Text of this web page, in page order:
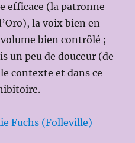
efficace (la patronne
la voix bien en
bien contrôlé ;
un peu de douceur (de
contexte et dans ce